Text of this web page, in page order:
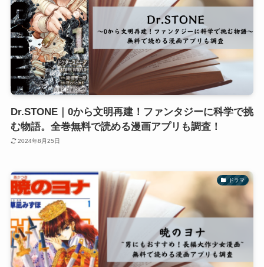
Dr.STONE｜0から文明再建！ファンタジーに科学で挑
む物語。全巻無料で読める漫画アプリも調査！
2024年8月25日
ドラマ